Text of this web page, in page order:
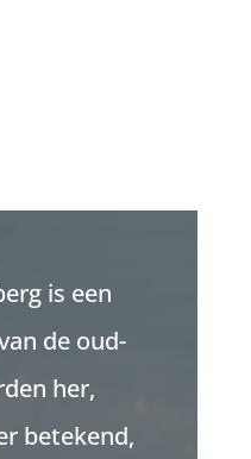
is een
de oud-
her,
betekend,